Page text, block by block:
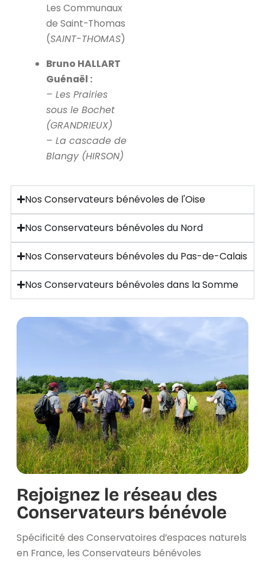
Les Communaux
de Saint-Thomas
(SAINT-THOMAS)
Bruno HALLART
Guénaël :
– Les Prairies
sous le Bochet
(GRANDRIEUX)
– La cascade de
Blangy (HIRSON)
Nos Conservateurs bénévoles de l'Oise
Nos Conservateurs bénévoles du Nord
Nos Conservateurs bénévoles du Pas-de-Calais
Nos Conservateurs bénévoles dans la Somme
Rejoignez le réseau des
Conservateurs bénévole
Spécificité des Conservatoires d’espaces naturels
en France, les Conservateurs bénévoles